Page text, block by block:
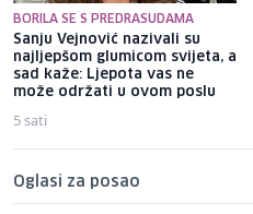
BORILA SE S PREDRASUDAMA
Sanju Vejnović nazivali su
najljepšom glumicom svijeta, a
sad kaže: Ljepota vas ne
može održati u ovom poslu
5 sati
Oglasi za posao